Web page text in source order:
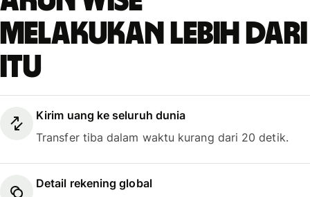
melakukan lebih dari
itu
Kirim uang ke seluruh dunia
Transfer tiba dalam waktu kurang dari 20 detik.
Detail rekening global